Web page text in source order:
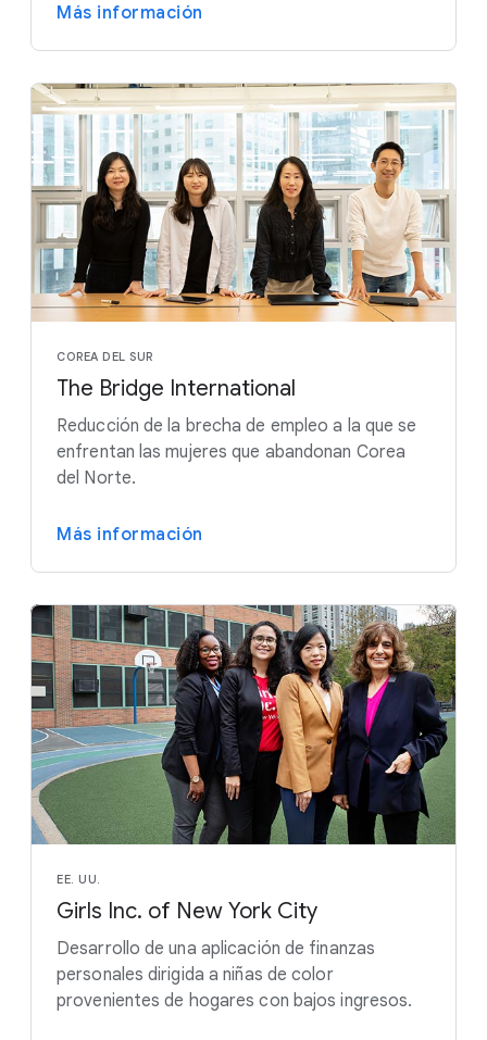
Más información
COREA DEL SUR
The Bridge International
Reducción de la brecha de empleo a la que se
enfrentan las mujeres que abandonan Corea
del Norte.
Más información
EE. UU.
Girls Inc. of New York City
Desarrollo de una aplicación de finanzas
personales dirigida a niñas de color
provenientes de hogares con bajos ingresos.